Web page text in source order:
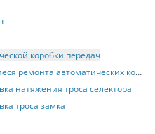
коробки передач
Основные сведения, касающиеся ремонта автоматических коробок передач
натяжения троса селектора
троса замка